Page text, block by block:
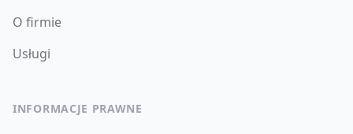
O firmie
Usługi
INFORMACJE PRAWNE